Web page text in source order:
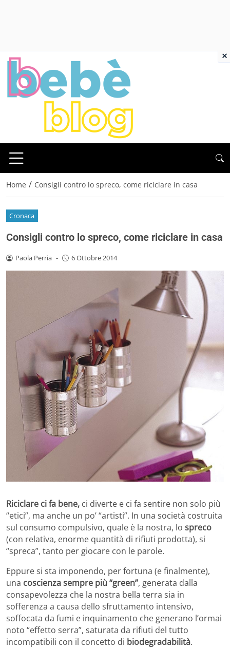
Home / Consigli contro lo spreco, come riciclare in casa
Cronaca
Consigli contro lo spreco, come riciclare in casa
Paola Perria - 6 Ottobre 2014
Riciclare ci fa bene, ci diverte e ci fa sentire non solo più
“etici”, ma anche un po’ “artisti”. In una società costruita
sul consumo compulsivo, quale è la nostra, lo spreco
(con relativa, enorme quantità di rifiuti prodotta), si
“spreca”, tanto per giocare con le parole.
Eppure si sta imponendo, per fortuna (e finalmente),
una coscienza sempre più “green”, generata dalla
consapevolezza che la nostra bella terra sia in
sofferenza a causa dello sfruttamento intensivo,
soffocata da fumi e inquinamento che generano l’ormai
noto “effetto serra”, saturata da rifiuti del tutto
incompatibili con il concetto di biodegradabilità.
×